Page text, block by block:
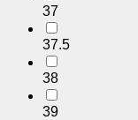
37
37.5
38
39